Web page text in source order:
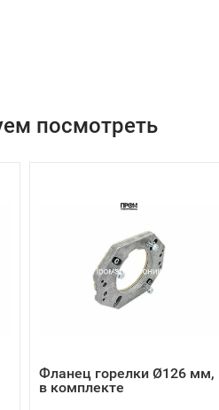
посмотреть
Фланец горелки Ø126 мм,
в комплекте